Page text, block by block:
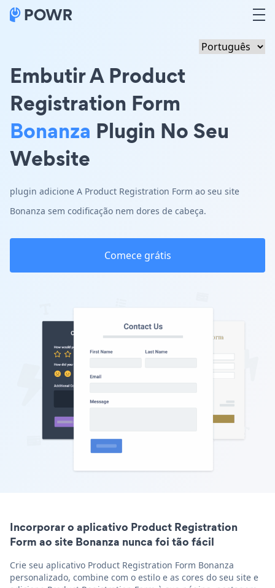
Embutir A Product
Registration Form
Bonanza Plugin No Seu
Website
plugin adicione A Product Registration Form ao seu site
Bonanza sem codificação nem dores de cabeça.
Comece grátis
Incorporar o aplicativo Product Registration
Form ao site Bonanza nunca foi tão fácil
Crie seu aplicativo Product Registration Form Bonanza
personalizado, combine com o estilo e as cores do seu site e